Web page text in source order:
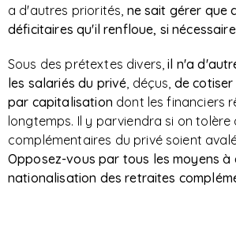
a d'autres priorités, ne sait gérer que
déficitaires qu'il renfloue, si
Sous des prétextes divers,il n'a
les salariés du privé, déçus, de
par capitalisation dont les financiers
longtemps. Il y parviendra si on tolère
complémentaires du privé soient
Opposez-vous par tous les moyens à
nationalisation des retraites